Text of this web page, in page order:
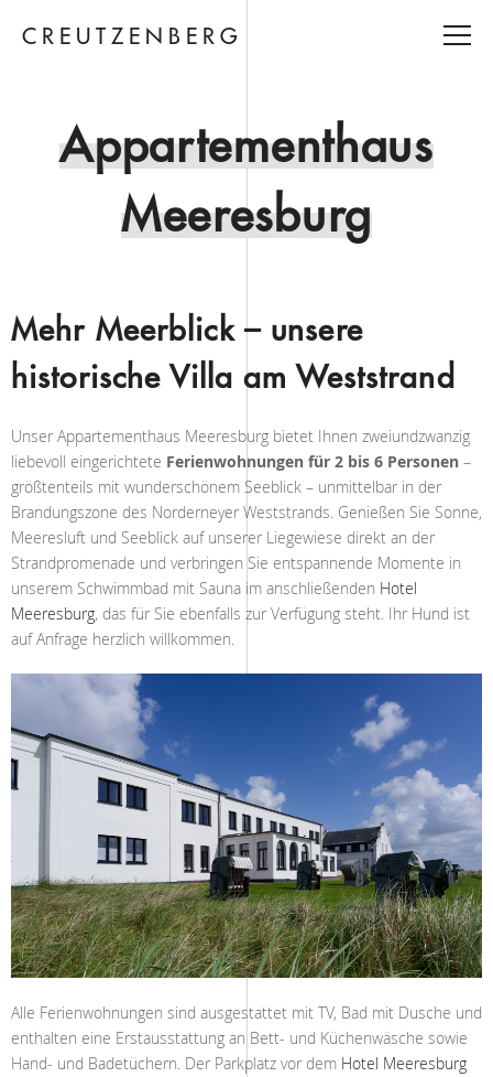
Appartementhaus
Meeresburg
Mehr Meerblick – unsere
historische Villa am Weststrand
Unser Appartementhaus Meeresburg bietet Ihnen zweiundzwanzig
liebevoll eingerichtete Ferienwohnungen für 2 bis 6 Personen –
größtenteils mit wunderschönem Seeblick – unmittelbar in der
Brandungszone des Norderneyer Weststrands. Genießen Sie Sonne,
Meeresluft und Seeblick auf unserer Liegewiese direkt an der
Strandpromenade und verbringen Sie entspannende Momente in
unserem Schwimmbad mit Sauna im anschließenden Hotel
Meeresburg, das für Sie ebenfalls zur Verfügung steht. Ihr Hund ist
auf Anfrage herzlich willkommen.
Alle Ferienwohnungen sind ausgestattet mit TV, Bad mit Dusche und
enthalten eine Erstausstattung an Bett- und Küchenwäsche sowie
Hand- und Badetüchern. Der Parkplatz vor dem Hotel Meeresburg
CREUTZENBERG